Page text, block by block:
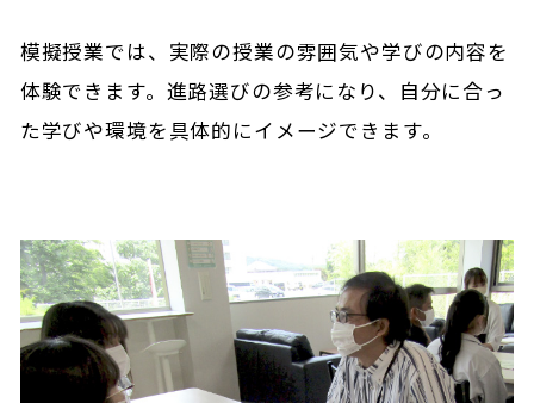
模擬授業では、実際の授業の雰囲気や学びの内容を
体験できます。進路選びの参考になり、自分に合っ
た学びや環境を具体的にイメージできます。